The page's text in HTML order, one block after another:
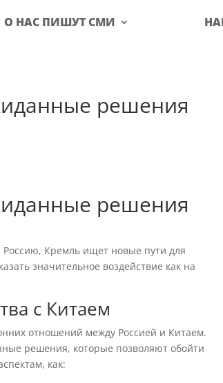
О НАС ПИШУТ СМИ
решения
решения
Кремль ищет новые пути для
значительное воздействие как на
с Китаем
отношений между Россией и Китаем.
решения, которые позволяют обойти
как: